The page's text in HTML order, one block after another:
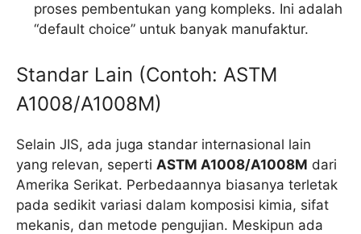
proses pembentukan yang kompleks. Ini adalah
“default choice” untuk banyak manufaktur.
Standar Lain (Contoh: ASTM
A1008/A1008M)
Selain JIS, ada juga standar internasional lain
yang relevan, seperti ASTM A1008/A1008M dari
Amerika Serikat. Perbedaannya biasanya terletak
pada sedikit variasi dalam komposisi kimia, sifat
mekanis, dan metode pengujian. Meskipun ada